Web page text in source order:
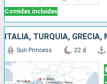
Comidas incluidas
Sun Princess 22 d